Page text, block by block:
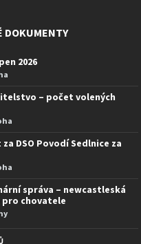
DOKUMENTY
2026
– počet volených
DSO Povodí Sedlnice za
správa – newcastleská
chovatele